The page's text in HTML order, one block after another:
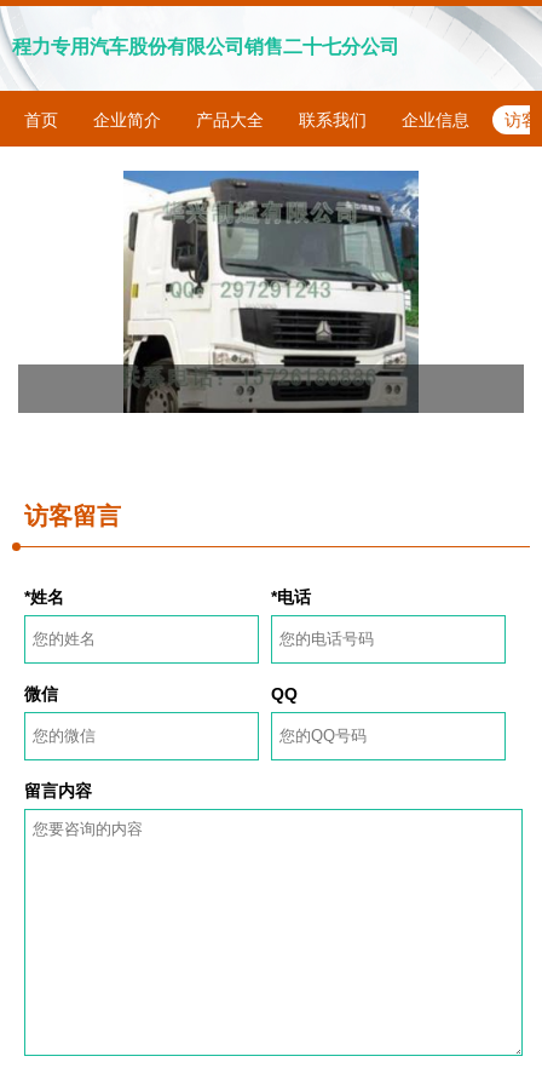
程力专用汽车股份有限公司销售二十七分公司
首页 企业简介 产品大全 联系我们 企业信息 访客
访客留言
*姓名 *电话
微信 QQ
留言内容